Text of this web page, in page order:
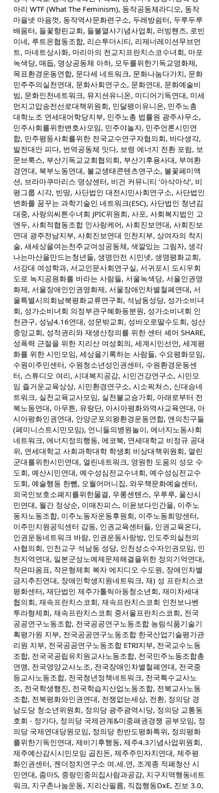
아리 WTF (What The Feminism), 동작공동체라디오, 동작
마을넷 마음껏, 동작역사문화련구소, 두레방쉼터, 두루두루
배움터, 들꽃향린교회, 들불열사기념사업회, 러빙핸즈, 로빈
이네, 루트온협동조합, 리슨투더시티, 리제너레이션무브먼
트, 마네트상사화, 마리아의 전교지프란치스코수녀회, 마포
녹색당, 매듭, 명상공동체 아하, 모두를위한기독교영화제,
목표환경운동연합, 문다세 네트워크, 문화나눔다가치, 문화
민주주의실천연대, 문화사회연구소, 문화연대, 문화예술비
빔, 문화인천네트워크, 뮤지션유니온, 미디어기독연대, 미세
먼지고압송전선로대책위원회, 민달팽이유니온, 민주노총
대학노조 연세대어학당지부, 민주노총 법률원 광주사무소,
민주사회를위한변호사모임, 민주야놀자, 민주언론시민연
합, 민주평등사회를위한 전국교수연구자협의회, 바다생각,
발전대안 피다, 번역공동체 잇다, 보령 에너지 전환 포럼, 보
문브룩스, 부산기독교교회협의회, 부산기후용사대, 부여환
경연대, 북부노동연대, 불교생태콘텐츠연구소, 불꽃페미액
션, 브라마쿠마리스 명상센터, 비건 커뮤니티 ‘아삭아삭’, 비
평그룹 시각, 빈땅, 사단법인 대전시민사회연구소, 사단법인
변화를 꿈꾸는 과학기술인 네트워크(ESC), 사단법인 청년김
대중, 사랑의씨튼수녀회 JPIC위원회, 사포, 사회복지법인 고
앤두, 사회적협동조합 인사랑케어, 사회진보연대, 사회진보
연대 광주전남지부, 사회진보연대 인천지부, 상여자의 착지
술, 새세상을여는천주교여성공동체, 색깔있는 그림자, 생각
나는마산을만드는청년들, 생명안전 시민넷, 생명평화교회,
서강대 여성학과, 서교인문사회연구실, 서귀포시 도시우회
도로 녹지공원화를 바라는 사람들, 서울녹색당, 서울인권영
화제, 서울장애인인권영화제, 서울장애인차별철폐연대, 서
울특별시의회남북평화교류연구회, 석남동성당, 성가소비녀
회, 성가소비녀회 의정부관구혜화동분원, 성가소비녀회 인
천관구, 성남4.16연대, 성문밖교회, 성바오로딸수도회, 성산
중앙교회, 성적권리와 재생산정의를 위한 센터 셰어 SHARE,
성폭력 근절을 위한 지리산 여성회의, 세계시민선언, 세계평
화를 위한 시민모임, 세상을기록하는 사람들, 수요평화모임,
수원이주민센터, 수원청소년성인권센터, 수원환경운동센
터, 스튜디오 여리, 시대복지공감, 시민건강연구소, 시민모
임 즐거운교육상상, 시민환경연구소, 시소픽쳐스, 신대승네
트워크, 실천교육교사모임, 실천불교승가회, 아래로부터 전
북노동연대, 아무튼, 유랑단, 아시아평화와역사교육연대, 아
시아평화인권연대, 안양군포의왕환경운동연합, 앤의친구들
(페미니스트시민모임), 언니들의병원놀이, 에너지노동사회
네트워크, 에너지정의행동, 에코북, 연세대학교 비정규 공대
위, 연세대학교 사회과학대학 학생회 비상대책위원회, 열린
군대를위한시민연대, 열린네트워크, 영원한 도움의 성모 수
도회, 예산시민연대, 예수성심전교수녀회, 예수성심전교수
도회, 예술행동 한뼘, 오월어머니집, 와우책문화예술센터,
외국인보호소폐지를위한물결, 우롱센텐스, 우루루, 울산시
민연대, 월간 정상순, 이매진피스, 이윤보다인간을, 이주노
동자노동조합, 이주노동자운동후원회, 이주노동희망센터,
이주민지원공익센터 감동, 인권교육센터들, 인권교육온다,
인권운동네트워크 바람, 인권운동사랑방, 인도주의실천의
사협의회, 인천교구 석남동 성당, 인천성소수자인권모임, 인
천지역연대, 일본군성노예제문제해결을위한 정의기억연대,
작은따옴표, 작은형제회 복자 에지디오 수도원, 장애인차별
금지추진연대, 장애인학생지원네트워크, 재) 성 프란치스코
평화센터, 재단법인 제주가톨릭아동청소년회, 재미차세대
협의회, 재속프란치스코회, 재속프란치스코회 인천보나벤
투라형제회, 재속프란치스코회 중서울프란치스코회, 전국
공공연구노동조합, 전국공공연구노동조합 농림식품기술기
획평가원 지부, 전국공공연구노동조합 한국산업기술평가관
리원 지부, 전국공공연구노동조합 ETRI지부, 전국교수노동
조합, 전국국공립유치원교사노동조합, 전국민주노동조합총
연맹, 전국영양교사노조, 전국장애인차별철폐연대, 전국중
등교사노동조합, 전국청년정책네트워크, 전국특수교사노
조, 전국학생행진, 전국학습지산업노동조합, 전북교사노동
조합, 전북평화와인권연대, 전쟁없는세상, 전환, 정의당 경
남도당 청소년위원회, 정의당 광주광역시당, 정의당 교통동
호회 - 정가다, 정의당 국제관계&미중패권경쟁 공부모임, 정
의당 국제연대당원모임, 정의당 한반도평화특위, 정의평화
를위한기독인연대, 제비기후행동, 제주4.3기념사업위원회,
제주예산감시시민모임 곱진돈, 제주주민자치연대, 제주평
화인권센터, 젠더정치연구소 여.세.연, 조계종 적폐청산 시
민연대, 줌마S, 중랑민중의집사람과공감, 지구지역행동네트
워크, 지구촌나눔운동, 지리산필름, 직접행동DxE, 진보 3.0,